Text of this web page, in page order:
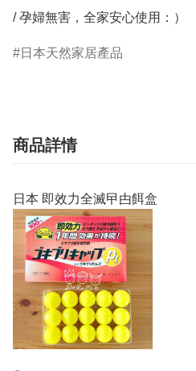
日本天然家居產品
商品詳情
日本 即效力全滅曱甴餌盒